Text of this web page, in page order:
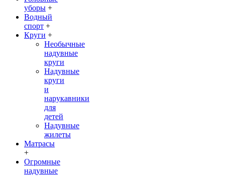
уборы +
Водный
спорт +
Круги +
Необычные
надувные
круги
Надувные
круги
и
нарукавники
для
детей
Надувные
жилеты
Матрасы
+
Огромные
надувные